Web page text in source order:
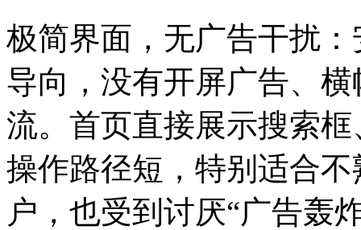
极简界面，无广告干扰
导向，没有开屏广告、
流。首页直接展示搜索
操作路径短，特别适合
户，也受到讨厌“广告轰